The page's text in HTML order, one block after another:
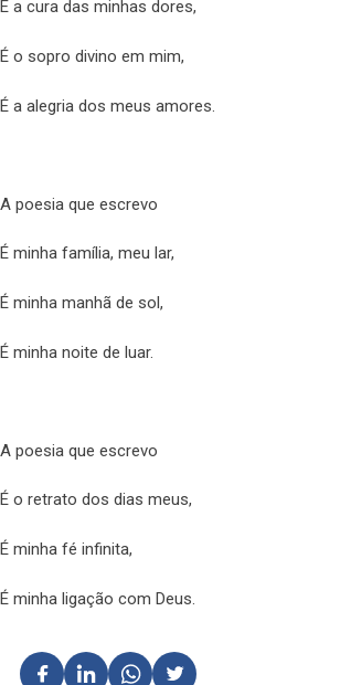
É a cura das minhas dores,
É o sopro divino em mim,
É a alegria dos meus amores.
A poesia que escrevo
É minha família, meu lar,
É minha manhã de sol,
É minha noite de luar.
A poesia que escrevo
É o retrato dos dias meus,
É minha fé infinita,
É minha ligação com Deus.